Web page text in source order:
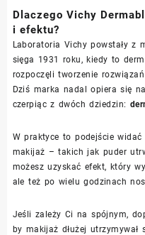
Dlaczego Vichy
i efektu?
Laboratoria Vichy powstały z
sięga 1931 roku, kiedy to
rozpoczęli tworzenie
Dziś marka nadal opiera się
czerpiąc z dwóch dziedzin:
W praktyce to podejście
makijaż – takich jak puder
możesz uzyskać efekt, który
ale też po wielu godzinach
Jeśli zależy Ci na spójnym,
by makijaż dłużej utrzymywał